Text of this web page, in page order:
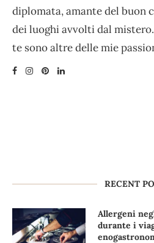
diplomata, amante del buon
dei luoghi avvolti dal
te sono altre delle mie
RECENT
Allergeni
durante i